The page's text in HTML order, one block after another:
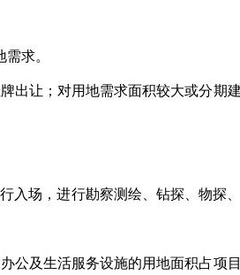
求。
出让；对用地需求面积较大或分期
入场，进行勘察测绘、钻探、物探
公及生活服务设施的用地面积占项